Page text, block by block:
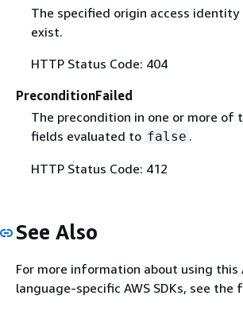
The specified origin access identity
exist.
HTTP Status Code: 404
PreconditionFailed
The precondition in one or more of
fields evaluated to false .
HTTP Status Code: 412
See Also
For more information about using this
language-specific AWS SDKs, see the